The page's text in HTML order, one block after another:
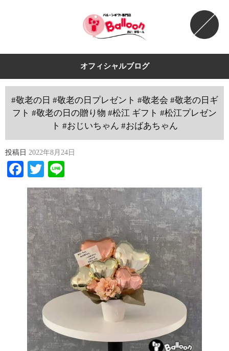
オフィシャルブログ
#敬老の日 #敬老の日プレゼント #敬老会 #敬老の日ギ
フト #敬老の日の贈り物 #松江 ギフト #松江プレゼン
ト #おじいちゃん #おばあちゃん
投稿日 2022年8月24日
Facebook
Twitter